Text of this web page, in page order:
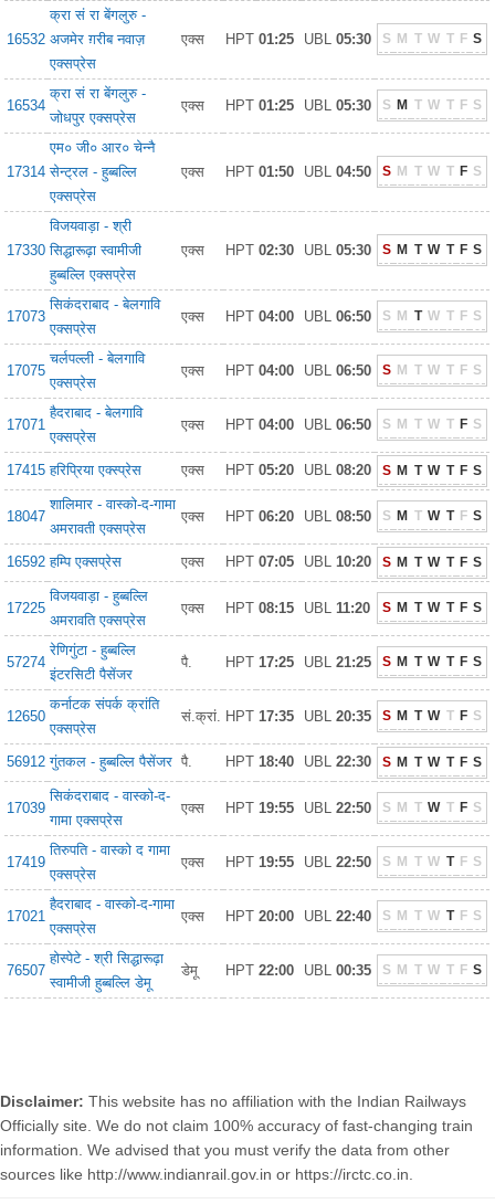
16532
क्रा सं रा बेंगलुरु -
अजमेर ग़रीब नवाज़
एक्सप्रेस
एक्स HPT 01:25 UBL 05:30 S M T W T F S
16534
क्रा सं रा बेंगलुरु -
जोधपुर एक्सप्रेस
एक्स HPT 01:25 UBL 05:30 S M T W T F S
17314
एम० जी० आर० चेन्नै
सेन्ट्रल - हुब्बल्लि
एक्सप्रेस
एक्स HPT 01:50 UBL 04:50 S M T W T F S
17330
विजयवाड़ा - श्री
सिद्धारूढ़ा स्वामीजी
हुब्बल्लि एक्सप्रेस
एक्स HPT 02:30 UBL 05:30 S M T W T F S
17073
सिकंदराबाद - बेलगावि
एक्सप्रेस
एक्स HPT 04:00 UBL 06:50 S M T W T F S
17075
चर्लपल्ली - बेलगावि
एक्सप्रेस
एक्स HPT 04:00 UBL 06:50 S M T W T F S
17071
हैदराबाद - बेलगावि
एक्सप्रेस
एक्स HPT 04:00 UBL 06:50 S M T W T F S
17415 हरिप्रिया एक्स्प्रेस एक्स HPT 05:20 UBL 08:20 S M T W T F S
18047
शालिमार - वास्को-द-गामा
अमरावती एक्सप्रेस
एक्स HPT 06:20 UBL 08:50 S M T W T F S
16592 हम्पि एक्सप्रेस एक्स HPT 07:05 UBL 10:20 S M T W T F S
17225
विजयवाड़ा - हुब्बल्लि
अमरावति एक्सप्रेस
एक्स HPT 08:15 UBL 11:20 S M T W T F S
57274
रेणिगुंटा - हुब्बल्लि
इंटरसिटी पैसेंजर
पै. HPT 17:25 UBL 21:25 S M T W T F S
12650
कर्नाटक संपर्क क्रांति
एक्सप्रेस
सं.क्रां. HPT 17:35 UBL 20:35 S M T W T F S
56912 गुंतकल - हुब्बल्लि पैसेंजर पै. HPT 18:40 UBL 22:30 S M T W T F S
17039
सिकंदराबाद - वास्को-द-
गामा एक्सप्रेस
एक्स HPT 19:55 UBL 22:50 S M T W T F S
17419
तिरुपति - वास्को द गामा
एक्सप्रेस
एक्स HPT 19:55 UBL 22:50 S M T W T F S
17021
हैदराबाद - वास्को-द-गामा
एक्सप्रेस
एक्स HPT 20:00 UBL 22:40 S M T W T F S
76507
होस्पेटे - श्री सिद्धारूढ़ा
स्वामीजी हुब्बल्लि डेमू
डेमू HPT 22:00 UBL 00:35 S M T W T F S
Disclaimer: This website has no affiliation with the Indian Railways
Officially site. We do not claim 100% accuracy of fast-changing train
information. We advised that you must verify the data from other
sources like http://www.indianrail.gov.in or https://irctc.co.in.